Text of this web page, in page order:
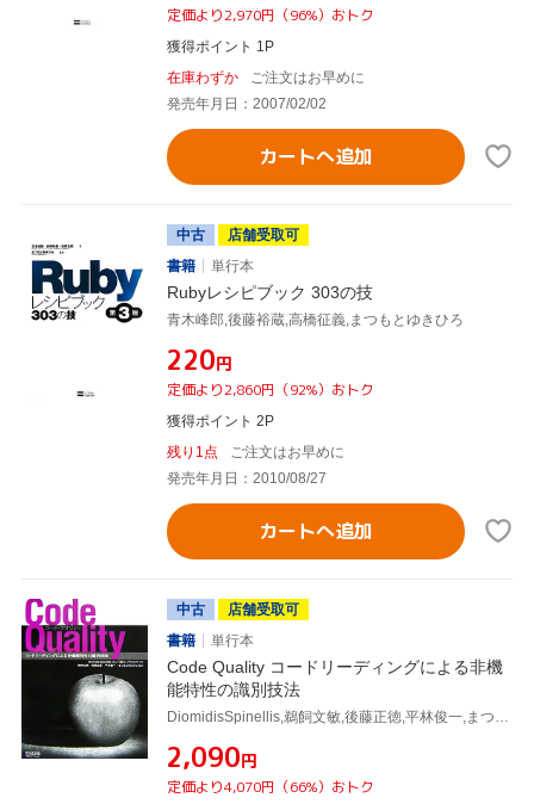
定価より2,970円（96%）おトク
獲得ポイント 1P
在庫わずか
ご注文はお早めに
発売年月日：2007/02/02
カートへ追加
中古
店舗受取可
書籍
単行本
Rubyレシピブック 303の技
青木峰郎,後藤裕蔵,高橋征義,まつもとゆきひろ
¥220円
定価より2,860円（92%）おトク
獲得ポイント 2P
残り1点
ご注文はお早めに
発売年月日：2010/08/27
カートへ追加
中古
店舗受取可
書籍
単行本
Code Quality コードリーディングによる非機
能特性の識別技法
¥2,090円
定価より4,070円（66%）おトク